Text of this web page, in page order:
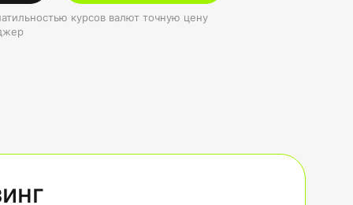
курсов валют точную цену